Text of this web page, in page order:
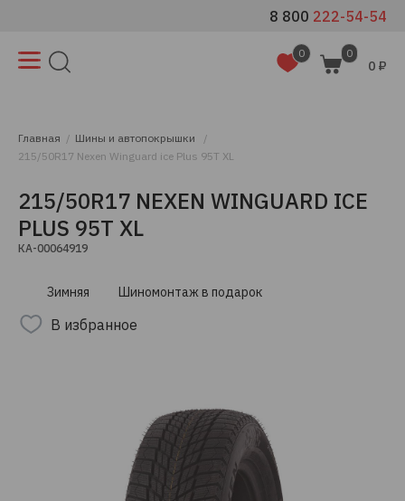
8 800 222-54-54
0 0
0 ₽
Главная
Шины и автопокрышки
215/50R17 Nexen Winguard ice Plus 95T XL
215/50R17 NEXEN WINGUARD ICE
PLUS 95T XL
КА-00064919
Зимняя Шиномонтаж в подарок
В избранное